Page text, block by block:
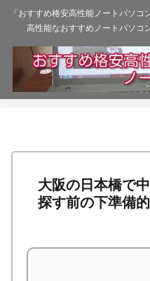
「おすすめ格安高性能ノートパソコ
高性能なおすすめノートパソコ
大阪の日本橋で
探す前の下準備